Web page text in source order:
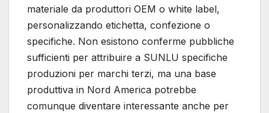
materiale da produttori OEM o white label,
personalizzando etichetta, confezione o
specifiche. Non esistono conferme pubbliche
sufficienti per attribuire a SUNLU specifiche
produzioni per marchi terzi, ma una base
produttiva in Nord America potrebbe
comunque diventare interessante anche per